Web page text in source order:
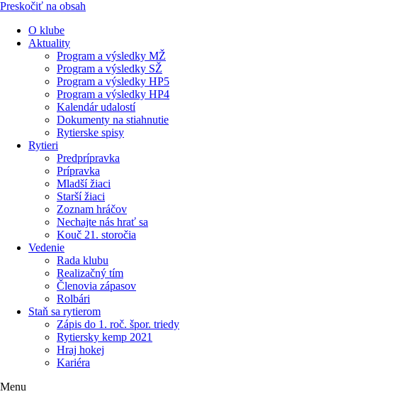
Preskočiť na obsah
O klube
Aktuality
Program a výsledky MŽ
Program a výsledky SŽ
Program a výsledky HP5
Program a výsledky HP4
Kalendár udalostí
Dokumenty na stiahnutie
Rytierske spisy
Rytieri
Predprípravka
Prípravka
Mladší žiaci
Starší žiaci
Zoznam hráčov
Nechajte nás hrať sa
Kouč 21. storočia
Vedenie
Rada klubu
Realizačný tím
Členovia zápasov
Rolbári
Staň sa rytierom
Zápis do 1. roč. špor. triedy
Rytiersky kemp 2021
Hraj hokej
Kariéra
Menu